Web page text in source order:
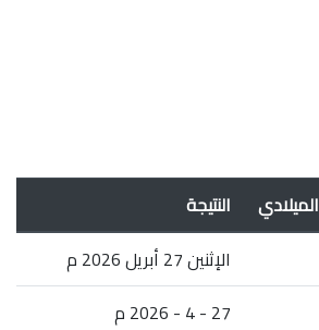
النتيجة
الإثنين 27 أبريل 2026 م
27 - 4 - 2026 م